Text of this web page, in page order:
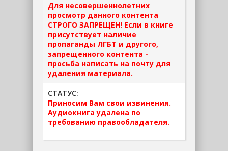
Для несовершеннолетних
просмотр данного контента
СТРОГО ЗАПРЕЩЕН! Если в книге
присутствует наличие
пропаганды ЛГБТ и другого,
запрещенного контента -
просьба написать на почту для
удаления материала.
СТАТУС:
Приносим Вам свои извинения.
Аудиокнига удалена по
требованию правообладателя.